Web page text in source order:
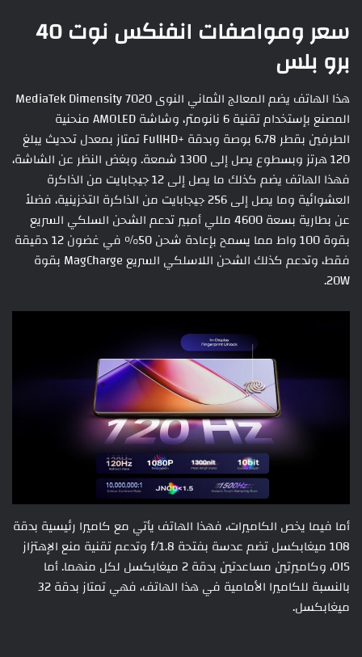
سعر ومواصفات انفنكس نوت 40
برو بلس
هذا الهاتف يضم المعالج الثماني النوى MediaTek Dimensity 7020
المصنع بإستخدام تقنية 6 نانومتر، وشاشة AMOLED منحنية
الطرفين بقطر 6.78 بوصة وبدقة +FullHD تمتاز بمعدل تحديث يبلغ
120 هرتز وبسطوع يصل إلى 1300 شمعة. وبغض النظر عن الشاشة،
فهذا الهاتف يضم كذلك ما يصل إلى 12 جيجابايت من الذاكرة
العشوائية وما يصل إلى 256 جيجابايت من الذاكرة التخزينية، فضلاً
عن بطارية بسعة 4600 مللي أمبير تدعم الشحن السلكي السريع
بقوة 100 واط مما يسمح بإعادة شحن 50% في غضون 12 دقيقة
فقط، وتدعم كذلك الشحن اللاسلكي السريع MagCharge بقوة
20W.
أما فيما يخص الكاميرات، فهذا الهاتف يأتي مع كاميرا رئيسية بدقة
108 ميغابكسل تضم عدسة بفتحة f/1.8 وتدعم تقنية منع الإهتزاز
OIS، وكاميرتين مساعدتين بدقة 2 ميغابكسل لكل منهما. أما
بالنسبة للكاميرا الأمامية في هذا الهاتف، فهي تمتاز بدقة 32
ميغابكسل.